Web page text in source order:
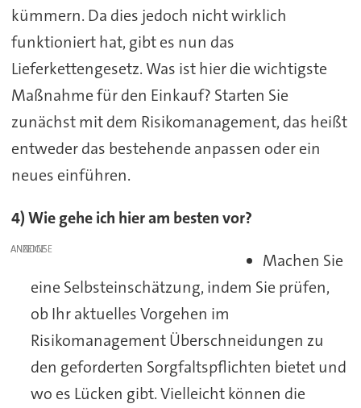
kümmern. Da dies jedoch nicht wirklich
funktioniert hat, gibt es nun das
Lieferkettengesetz. Was ist hier die wichtigste
Maßnahme für den Einkauf? Starten Sie
zunächst mit dem Risikomanagement, das heißt
entweder das bestehende anpassen oder ein
neues einführen.
4) Wie gehe ich hier am besten vor?
ANZEIGE
Machen Sie
eine Selbsteinschätzung, indem Sie prüfen,
ob Ihr aktuelles Vorgehen im
Risikomanagement Überschneidungen zu
den geforderten Sorgfaltspflichten bietet und
wo es Lücken gibt. Vielleicht können die